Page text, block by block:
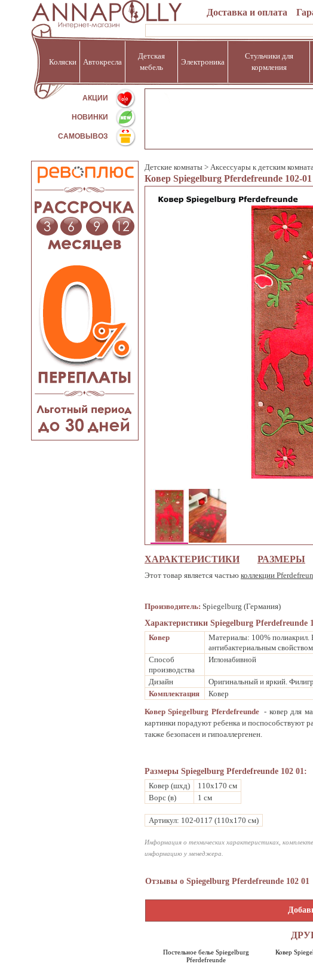
Доставка и оплата
Коляски Автокресла
Детская
мебель
Электроника
Стульчики для
кормления
АКЦИИ %
НОВИНКИ
САМОВЫВОЗ
Детские комнаты > Аксессуары к детским
Ковер Spiegelburg Pferdefreunde 102-
ХАРАКТЕРИСТИКИ РАЗМЕРЫ
Этот товар является частью коллекции
Производитель: Spiegelburg (Германия)
Характеристики Spiegelburg Pferdefreunde
Ковер
Материалы: 100% полиакрил.
антибактериальным
Способ
производства
Иглонабивной
Дизайн
Оригинальный и яркий.
Комплектация
Ковер
Ковер Spiegelburg Pferdefreunde - ковер для
картинки порадуют ребенка и поспособствуют
также безопасен и гипоаллергенен.
Размеры Spiegelburg Pferdefreunde 102 01:
Ковер (шхд)
110х170 см
Ворс (в)
1 см
Артикул: 102-0117 (110х170 см)
Информация о технических характеристиках,
информацию у менеджера.
Отзывы о Spiegelburg Pferdefreunde 102 01
Постельное белье Spiegelburg
Pferdefreunde
Ковер